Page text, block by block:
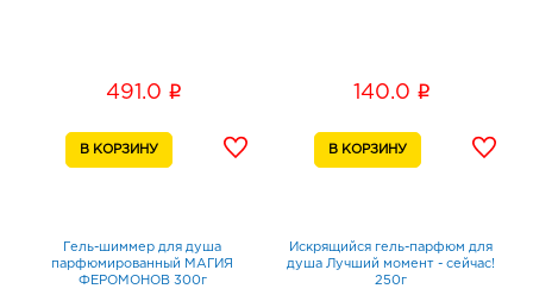
491.0 i 140.0 i
Гель-шиммер для душа
парфюмированный МАГИЯ
ФЕРОМОНОВ 300г
Искрящийся гель-парфюм для
душа Лучший момент - сейчас!
250г